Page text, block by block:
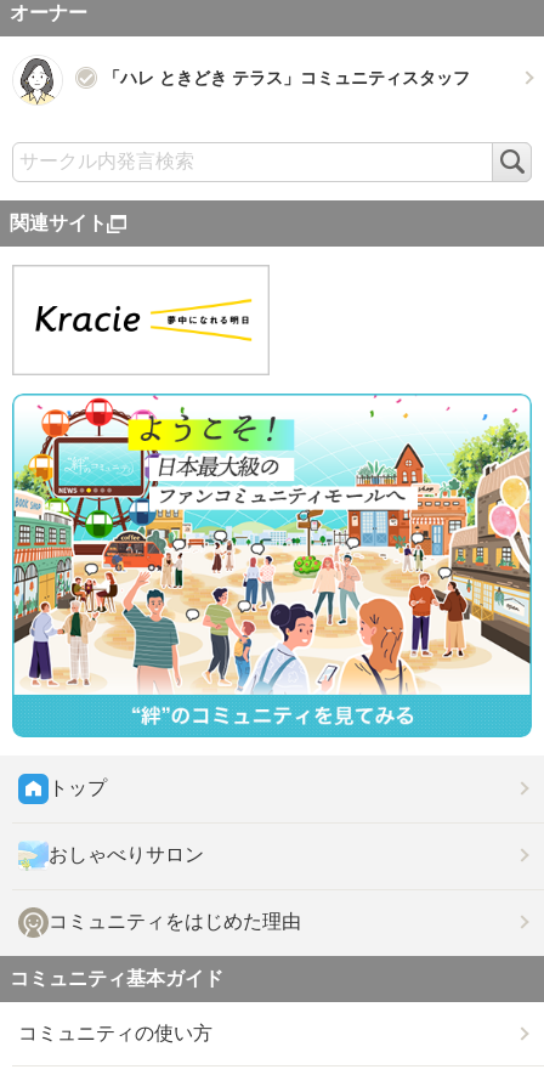
オーナー
「ハレ ときどき テラス」コミュニティスタッフ
索
関連サイト
トップ
おしゃべりサロン
コミュニティをはじめた理由
コミュニティ基本ガイド
コミュニティの使い方